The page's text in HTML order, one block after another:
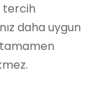
tercih
daha uygun
tamamen